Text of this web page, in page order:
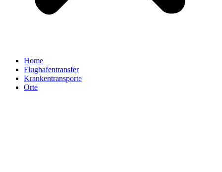
Home
Flughafentransfer
Krankentransporte
Orte